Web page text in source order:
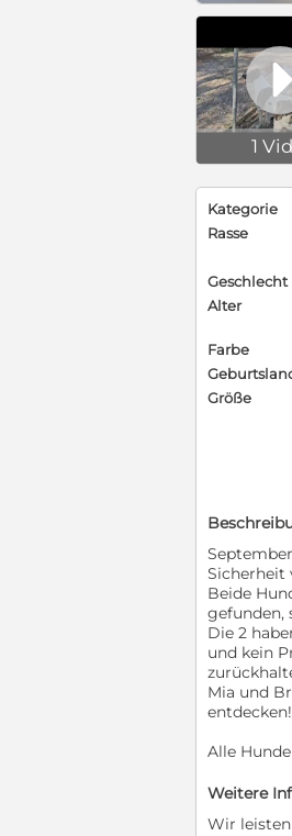
1
Kategorie
Rasse
Geschlecht
Alter
Farbe
Größe
Sicherheit
Beide
gefunden,
Die 2
und kein
Mia und
entdecken!
Alle
Weitere
Wir